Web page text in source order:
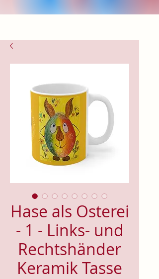
Hase als Osterei
- 1 - Links- und
Rechtshänder
Keramik Tasse